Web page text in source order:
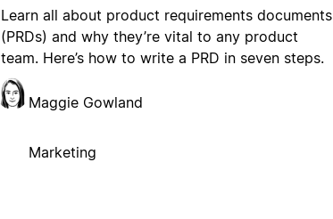
Learn all about product requirements documents
(PRDs) and why they’re vital to any product
team. Here’s how to write a PRD in seven steps.
Maggie Gowland
Marketing